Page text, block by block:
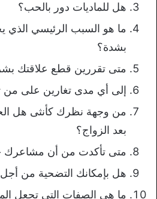
هل للماديات دور بالحب؟
ما هو السبب الرئيسي الذي
بشدة؟
متى تقررين قطع علاقتك
إلى أي مدى تغارين على من
من وجهة نظرك كأنثى هل
بعد الزواج؟
متى تأكدت من أن مشاعرك
هل بإمكانك التضحية من أجل
ما هي الصفات التي تجعل